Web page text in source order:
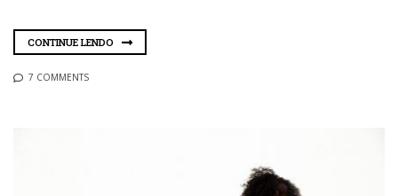
CONTINUE LENDO
7 COMMENTS